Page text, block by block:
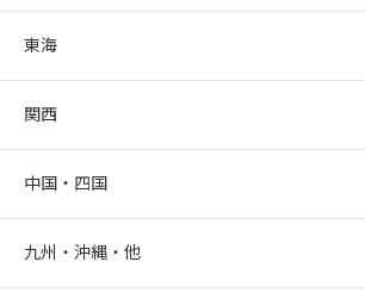
東海
関西
中国・四国
九州・沖縄・他